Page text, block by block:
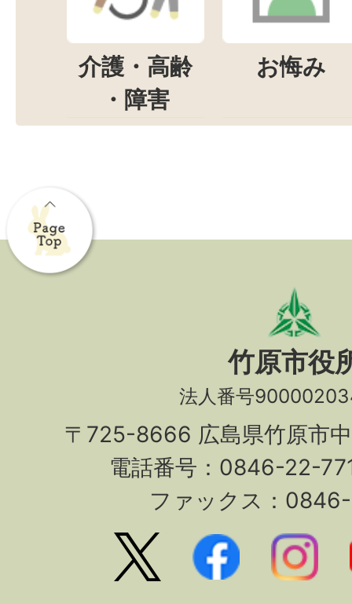
介護・高齢
・障害
お悔み
竹原市役
法人番号
〒725-8666 広島県竹原市
電話番号：0846-22-
ファックス：